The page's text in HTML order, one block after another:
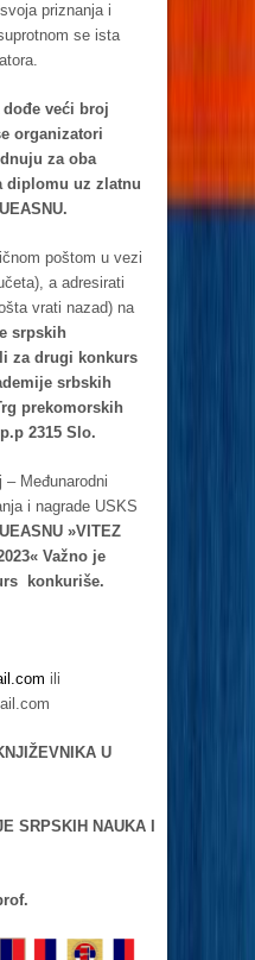
priznanja i
se ista
veći broj
organizatori
za oba
diplomu uz zlatnu
poštom u vezi
a adresirati
vrati nazad) na
srpskih
za drugi konkurs
srbskih
prekomorskih
2315 Slo.
Međunarodni
i nagrade USKS
»VITEZ
Važno je
konkuriše.
ili
U
SRPSKIH NAUKA I